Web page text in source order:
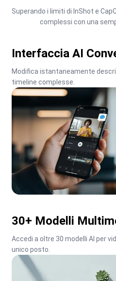
Superando i limiti di InShot e
complessi con una
Interfaccia AI
Modifica istantaneamente
timeline complesse.
30+ Modelli
Accedi a oltre 30 modelli AI per
unico posto.